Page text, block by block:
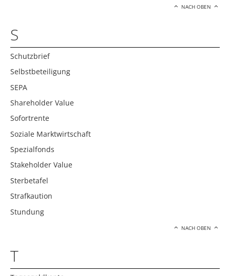
NACH OBEN
S
Schutzbrief
Selbstbeteiligung
SEPA
Shareholder Value
Sofortrente
Soziale Marktwirtschaft
Spezialfonds
Stakeholder Value
Sterbetafel
Strafkaution
Stundung
NACH OBEN
T